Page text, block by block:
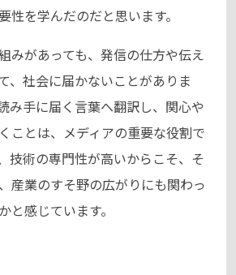
性を学んだのだと思います。
みがあっても、発信の仕方や伝え
、社会に届かないことがありま
み手に届く言葉へ翻訳し、関心や
ことは、メディアの重要な役割で
技術の専門性が高いからこそ、そ
産業のすそ野の広がりにも関わっ
と感じています。